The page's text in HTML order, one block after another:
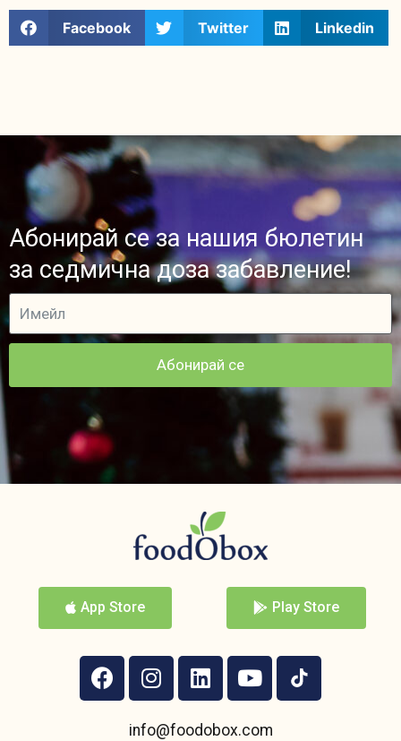
Facebook Twitter Linkedin
Абонирай се за нашия бюлетин
за седмична доза забавление!
Абонирай се
App Store Play Store
info@foodobox.com